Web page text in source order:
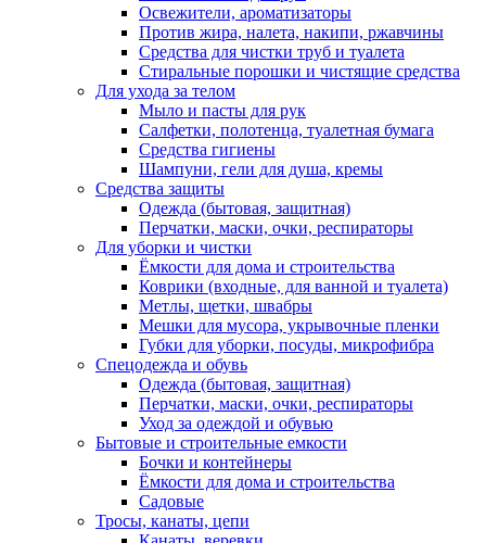
Освежители, ароматизаторы
Против жира, налета, накипи, ржавчины
Средства для чистки труб и туалета
Стиральные порошки и чистящие средства
Для ухода за телом
Мыло и пасты для рук
Салфетки, полотенца, туалетная бумага
Средства гигиены
Шампуни, гели для душа, кремы
Средства защиты
Одежда (бытовая, защитная)
Перчатки, маски, очки, респираторы
Для уборки и чистки
Ёмкости для дома и строительства
Коврики (входные, для ванной и туалета)
Метлы, щетки, швабры
Мешки для мусора, укрывочные пленки
Губки для уборки, посуды, микрофибра
Спецодежда и обувь
Одежда (бытовая, защитная)
Перчатки, маски, очки, респираторы
Уход за одеждой и обувью
Бытовые и строительные емкости
Бочки и контейнеры
Ёмкости для дома и строительства
Садовые
Тросы, канаты, цепи